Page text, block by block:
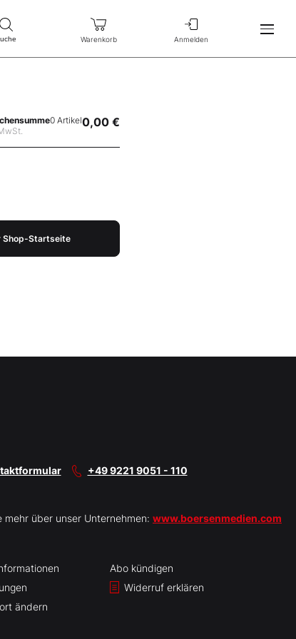
Warenkorb Anmelden
0 Artikel0,00 €
Shop-Startseite
+49 9221 9051 - 110
mehr über unser Unternehmen: www.boersenmedien.com
ändern
Abo kündigen
Widerruf erklären